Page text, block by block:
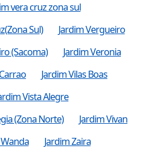
vera cruz zona sul
Sul)
Jardim Vergueiro
(Sacoma)
Jardim Veronia
Jardim Vilas Boas
Vista Alegre
(Zona Norte)
Jardim Vivan
Jardim Zaira